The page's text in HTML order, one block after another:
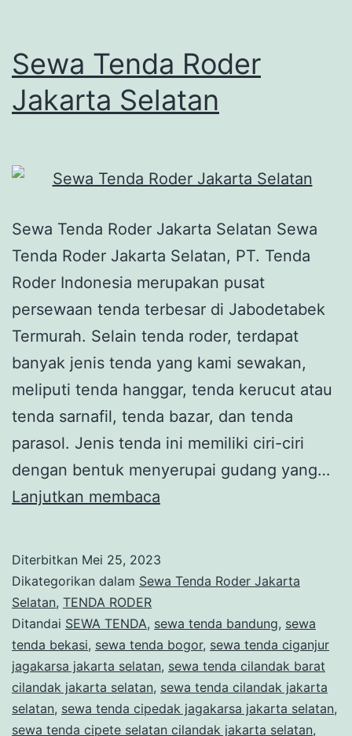
Sewa Tenda Roder
Jakarta Selatan
Sewa Tenda Roder Jakarta Selatan Sewa
Tenda Roder Jakarta Selatan, PT. Tenda
Roder Indonesia merupakan pusat
persewaan tenda terbesar di Jabodetabek
Termurah. Selain tenda roder, terdapat
banyak jenis tenda yang kami sewakan,
meliputi tenda hanggar, tenda kerucut atau
tenda sarnafil, tenda bazar, dan tenda
parasol. Jenis tenda ini memiliki ciri-ciri
dengan bentuk menyerupai gudang yang…
Lanjutkan membaca
Jakarta
Diterbitkan Mei 25, 2023
Dikategorikan dalam Sewa Tenda Roder Jakarta
Selatan, TENDA RODER
Ditandai SEWA TENDA, sewa tenda bandung, sewa
tenda bekasi, sewa tenda bogor, sewa tenda ciganjur
jagakarsa jakarta selatan, sewa tenda cilandak barat
cilandak jakarta selatan, sewa tenda cilandak jakarta
selatan, sewa tenda cipedak jagakarsa jakarta selatan,
sewa tenda cipete selatan cilandak jakarta selatan,